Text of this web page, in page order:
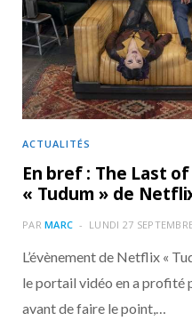
o
k
ACTUALITÉS
En bref : The Last
« Tudum » de
PAR MARC LUNDI 27
L’évènement de Netflix «
le portail vidéo en a profité
avant de faire le point,…